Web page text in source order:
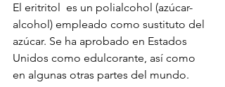
El eritritol  es un polialcohol (azúcar-
alcohol) empleado como sustituto del
azúcar. Se ha aprobado en Estados
Unidos como edulcorante, así como
en algunas otras partes del mundo.